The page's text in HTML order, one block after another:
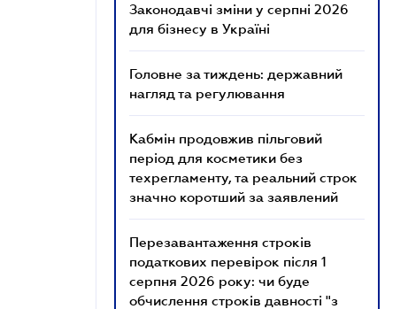
Законодавчі зміни у серпні 2026
для бізнесу в Україні
Головне за тиждень: державний
нагляд та регулювання
Кабмін продовжив пільговий
період для косметики без
техрегламенту, та реальний строк
значно коротший за заявлений
Перезавантаження строків
податкових перевірок після 1
серпня 2026 року: чи буде
обчислення строків давності "з